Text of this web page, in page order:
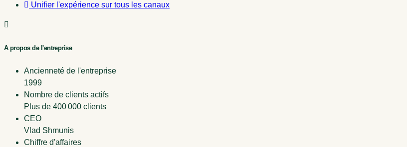
Unifier l'expérience sur tous les canaux
A propos de l'entreprise
Ancienneté de l'entreprise
1999
Nombre de clients actifs
Plus de 400 000 clients
CEO
Vlad Shmunis
Chiffre d'affaires